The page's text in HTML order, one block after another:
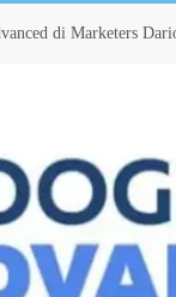
di Marketers